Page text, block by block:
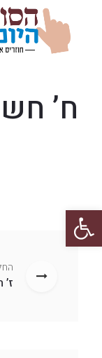
פתח סרגל נגישות
ח’ חשון
ז’